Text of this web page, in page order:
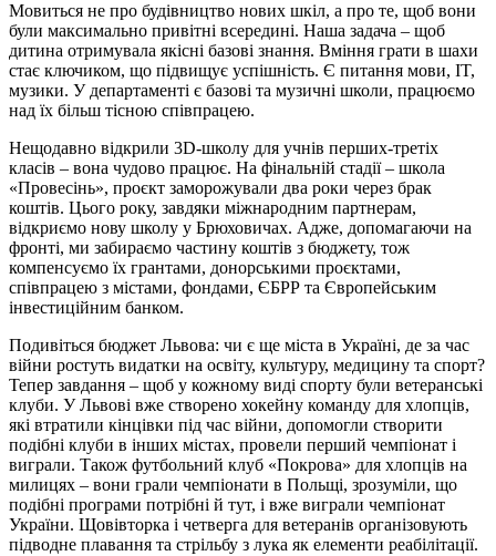
Мовиться не про будівництво нових шкіл, а про те, щоб вони
були максимально привітні всередині. Наша задача – щоб
дитина отримувала якісні базові знання. Вміння грати в шахи
стає ключиком, що підвищує успішність. Є питання мови, IT,
музики. У департаменті є базові та музичні школи, працюємо
над їх більш тісною співпрацею.
Нещодавно відкрили 3D-школу для учнів перших-третіх
класів – вона чудово працює. На фінальній стадії – школа
«Провесінь», проєкт заморожували два роки через брак
коштів. Цього року, завдяки міжнародним партнерам,
відкриємо нову школу у Брюховичах. Адже, допомагаючи на
фронті, ми забираємо частину коштів з бюджету, тож
компенсуємо їх грантами, донорськими проєктами,
співпрацею з містами, фондами, ЄБРР та Європейським
інвестиційним банком.
Подивіться бюджет Львова: чи є ще міста в Україні, де за час
війни ростуть видатки на освіту, культуру, медицину та спорт?
Тепер завдання – щоб у кожному виді спорту були ветеранські
клуби. У Львові вже створено хокейну команду для хлопців,
які втратили кінцівки під час війни, допомогли створити
подібні клуби в інших містах, провели перший чемпіонат і
виграли. Також футбольний клуб «Покрова» для хлопців на
милицях – вони грали чемпіонати в Польщі, зрозуміли, що
подібні програми потрібні й тут, і вже виграли чемпіонат
України. Щовівторка і четверга для ветеранів організовують
підводне плавання та стрільбу з лука як елементи реабілітації.